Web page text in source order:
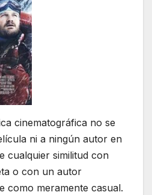
cinematográfica no se
ni a ningún autor en
cualquier similitud con
o con un autor
como meramente casual.